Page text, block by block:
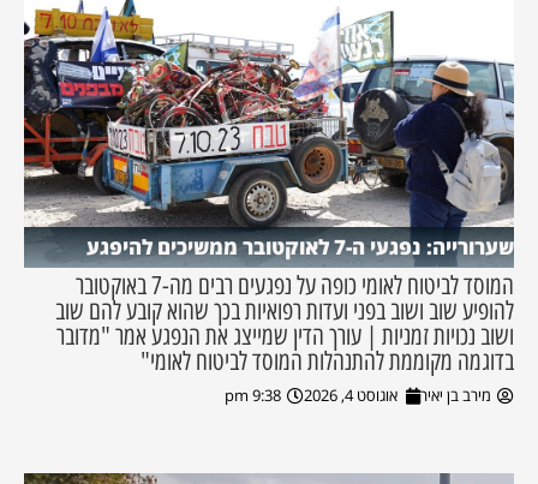
שערורייה: נפגעי ה-7 לאוקטובר ממשיכים להיפגע
המוסד לביטוח לאומי כופה על נפגעים רבים מה-7 באוקטובר
להופיע שוב ושוב בפני ועדות רפואיות בכך שהוא קובע להם שוב
ושוב נכויות זמניות | עורך הדין שמייצג את הנפגע אמר "מדובר
בדוגמה מקוממת להתנהלות המוסד לביטוח לאומי"
מירב בן יאיר אוגוסט 4, 2026 9:38 pm